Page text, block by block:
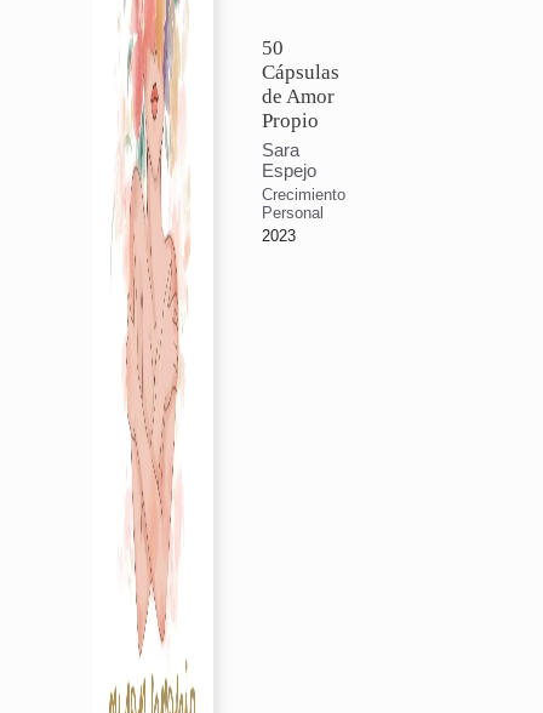
50
Cápsulas
de Amor
Propio
Sara
Espejo
Crecimiento
Personal
2023